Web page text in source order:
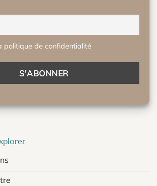
politique de confidentialité